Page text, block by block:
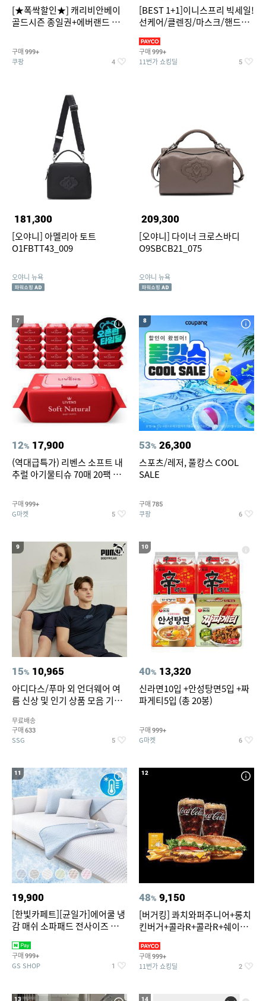
[★폭싹할인★] 캐리비안베이
골드시즌 종일권+에버랜드 오
구매 999+
쿠팡 4
[BEST 1+1]이니스프리 빅세일!
선케어/클렌징/마스크/핸드크
구매 999+
11번가 쇼킹딜 5
181,300
[오야니] 아멜리아 토트
O1FBTT43_009
오야니 뉴욕
209,300
[오야니] 다이너 크로스바디
O9SBCB21_075
오야니 뉴욕
7
12% 17,900
(역대급특가) 리벤스 소프트 내
추럴 아기물티슈 70매 20팩 캡
구매 999+
G마켓 5
8
53% 26,300
스포츠/레저, 풀캉스 COOL
SALE
구매 785
쿠팡 6
9
15% 10,965
아디다스/푸마 외 언더웨어 여
름 신상 및 인기 상품 모음 기획
무료배송
구매 633
SSG 5
10
40% 13,320
신라면10입 +안성탕면5입 +짜
파게티5입 (총 20봉)
구매 999+
G마켓 6
11
19,900
[한빛카페트][균일가]에어쿨 냉
감 매쉬 소파패드 전사이즈 균일
구매 999+
GS SHOP 1
12
48% 9,150
[버거킹] 콰치와퍼주니어+롱치
킨버거+콜라R+콜라R+쉐이킹
구매 999+
11번가 쇼킹딜 2
13 14